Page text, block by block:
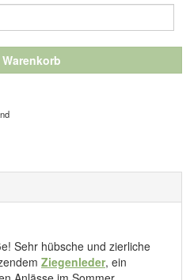
Ihres Lebens!
m.b.H, Pforzheimer
Mail: service@comfortschuh.de
Sehr hübsche und zierliche
Ziegenleder, ein